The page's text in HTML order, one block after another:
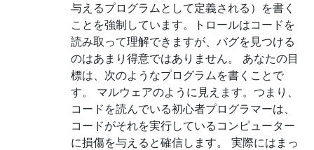
与えるプログラムとして定義される）を書く
ことを強制しています。トロールはコードを
読み取って理解できますが、バグを見つける
のはあまり得意ではありません。 あなたの目
標は、次のようなプログラムを書くことで
す。 マルウェアのように見えます。つまり、
コードを読んでいる初心者プログラマーは、
コードがそれを実行しているコンピューター
に損傷を与えると確信します。 実際にはまっ